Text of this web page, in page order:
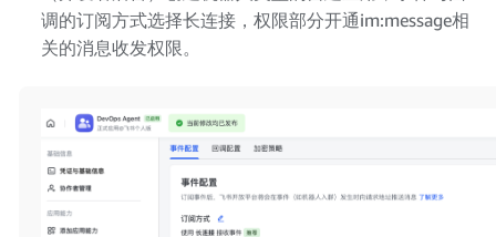
调的订阅方式选择长连接，权限部分开通im:message相
关的消息收发权限。